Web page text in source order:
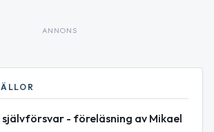
ANNONS
- föreläsning av Mikael